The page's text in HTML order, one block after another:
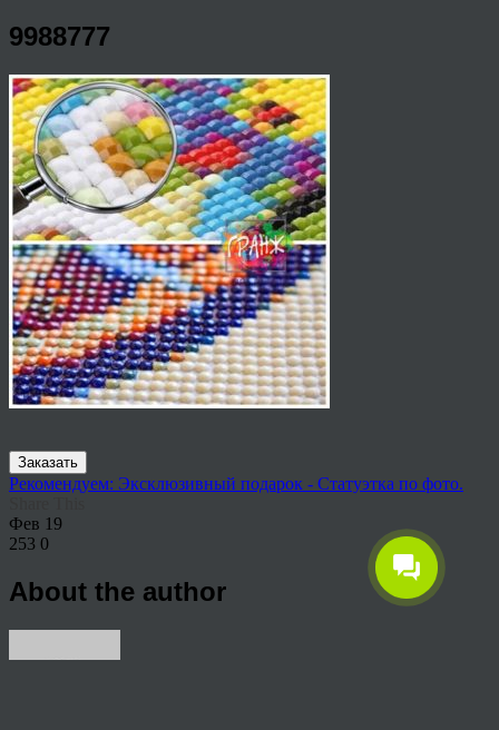
9988777
Заказать
Рекомендуем: Эксклюзивный подарок - Статуэтка по фото.
Фев 19
253 0
About the author